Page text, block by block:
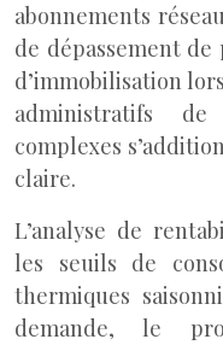
abonnements
de dépassement de
d’immobilisation
administratifs
complexes
claire.
L’analyse de
les seuils de
thermiques
demande, le